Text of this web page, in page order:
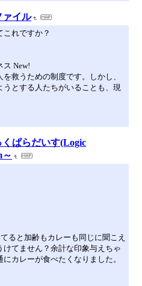
ァイル
れですか？
ス New!
救うための制度です。しかし、
とする人たちがいることも、現
くぱらだいす(Logic
ると加齢もカレーも同じに聞こえ
てません？余計な印象与えちゃ
カレーが食べたくなりました。